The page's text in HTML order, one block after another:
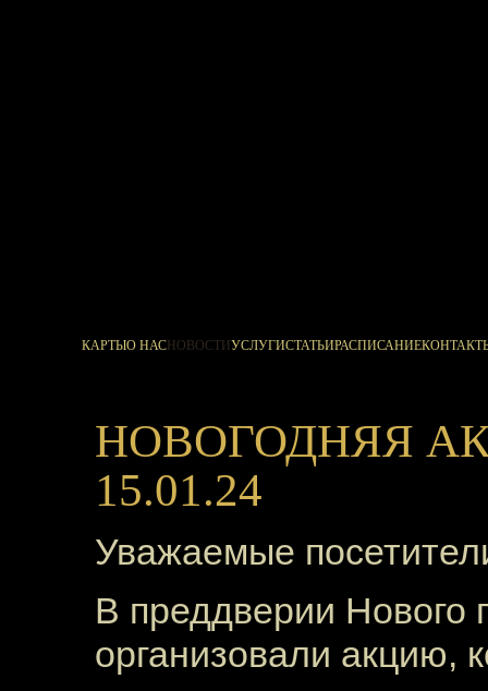
КАРТЫО НАС НОВОСТИУСЛУГИСТАТЬИРАСПИСАНИЕ
НОВОГОДНЯЯ
15.01.24
Уважаемые
В преддверии Нового
организовали акцию,